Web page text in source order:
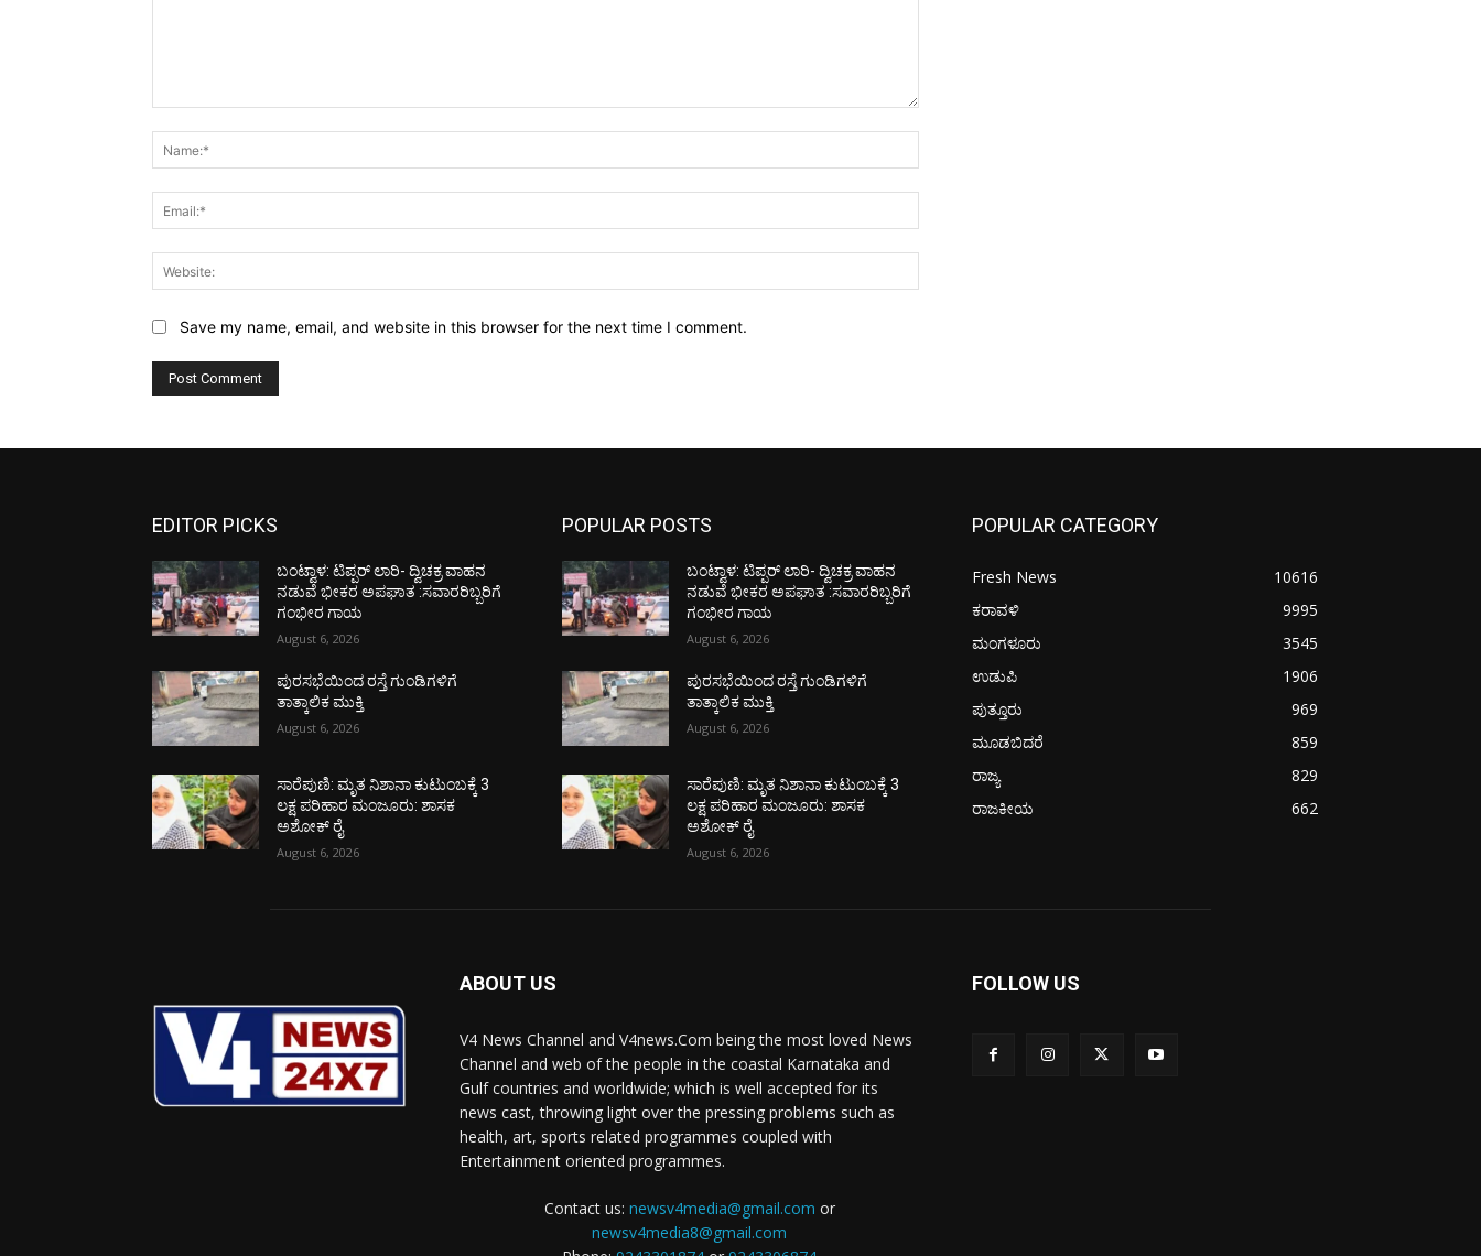
Save my name, email, and website in this browser for the next time I comment.
EDITOR PICKS
ಬಂಟ್ವಾಳ: ಟಿಪ್ಪರ್ ಲಾರಿ- ದ್ವಿಚಕ್ರ ವಾಹನ
ನಡುವೆ ಭೀಕರ ಅಪಘಾತ :ಸವಾರರಿಬ್ಬರಿಗೆ
ಗಂಭೀರ ಗಾಯ
August 6, 2026
ಪುರಸಭೆಯಿಂದ ರಸ್ತೆ ಗುಂಡಿಗಳಿಗೆ
ತಾತ್ಕಾಲಿಕ ಮುಕ್ತಿ
August 6, 2026
ಸಾರೆಪುಣಿ: ಮೃತ ನಿಶಾನಾ ಕುಟುಂಬಕ್ಕೆ 3
ಲಕ್ಷ ಪರಿಹಾರ ಮಂಜೂರು: ಶಾಸಕ
ಅಶೋಕ್ ರೈ
August 6, 2026
POPULAR POSTS
ಬಂಟ್ವಾಳ: ಟಿಪ್ಪರ್ ಲಾರಿ- ದ್ವಿಚಕ್ರ ವಾಹನ
ನಡುವೆ ಭೀಕರ ಅಪಘಾತ :ಸವಾರರಿಬ್ಬರಿಗೆ
ಗಂಭೀರ ಗಾಯ
August 6, 2026
ಪುರಸಭೆಯಿಂದ ರಸ್ತೆ ಗುಂಡಿಗಳಿಗೆ
ತಾತ್ಕಾಲಿಕ ಮುಕ್ತಿ
August 6, 2026
ಸಾರೆಪುಣಿ: ಮೃತ ನಿಶಾನಾ ಕುಟುಂಬಕ್ಕೆ 3
ಲಕ್ಷ ಪರಿಹಾರ ಮಂಜೂರು: ಶಾಸಕ
ಅಶೋಕ್ ರೈ
August 6, 2026
POPULAR CATEGORY
Fresh News
10616
ಕರಾವಳಿ
9995
ಮಂಗಳೂರು
3545
ಉಡುಪಿ
1906
ಪುತ್ತೂರು
969
ಮೂಡಬಿದರೆ
859
ರಾಜ್ಯ
829
ರಾಜಕೀಯ
662
ABOUT US
V4 News Channel and V4news.Com being the most loved News
Channel and web of the people in the coastal Karnataka and
Gulf countries and worldwide; which is well accepted for its
news cast, throwing light over the pressing problems such as
health, art, sports related programmes coupled with
Entertainment oriented programmes.
Contact us: newsv4media@gmail.com or
newsv4media8@gmail.com
FOLLOW US